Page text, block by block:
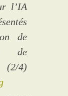
l’IA
de
de
(2/4)